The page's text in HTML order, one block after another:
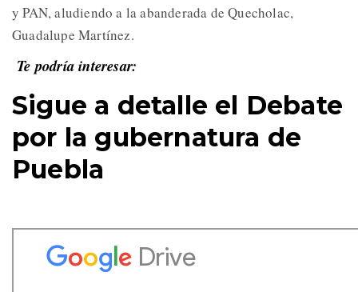
y PAN, aludiendo a la abanderada de Quecholac,
Guadalupe Martínez.
Te podría interesar:
Sigue a detalle el Debate
por la gubernatura de
Puebla